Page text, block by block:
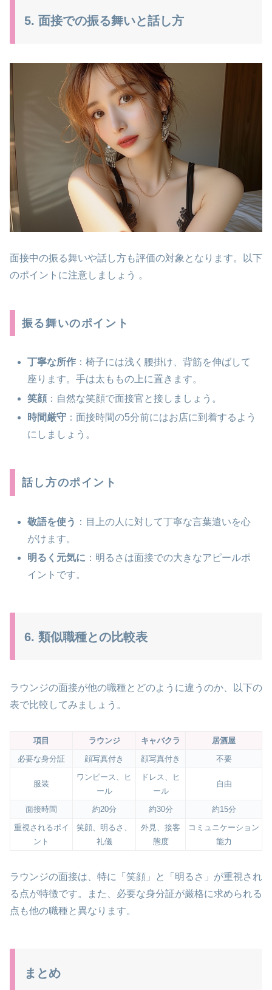
5. 面接での振る舞いと話し方
面接中の振る舞いや話し方も評価の対象となります。以下
のポイントに注意しましょう​ ​。
振る舞いのポイント
丁寧な所作 ：椅子には浅く腰掛け、背筋を伸ばして
座ります。手は太ももの上に置きます。
笑顔：自然な笑顔で面接官と接しましょう。
時間厳守 ：面接時間の5分前にはお店に到着するよう
にしましょう。
話し方のポイント
敬語を使う ：目上の人に対して丁寧な言葉遣いを心
がけます。
明るく元気に ：明るさは面接での大きなアピールポ
イントです。
6. 類似職種との比較表
ラウンジの面接が他の職種とどのように違うのか、以下の
表で比較してみましょう。
項目 ラウンジ キャバクラ
居酒屋
必要な身分証
顔写真付き 顔写真付き 不要
服装
ワンピース、ヒ
ール
ドレス、ヒ
ール
自由
面接時間 約20分 約30分
約15分
重視されるポイ
ント
笑顔、明るさ、
礼儀
外見、接客
態度
コミュニケーション
能力
ラウンジの面接は、特に「笑顔」と「明るさ」が重視され
る点が特徴です。また、必要な身分証が厳格に求められる
点も他の職種と異なります。
まとめ